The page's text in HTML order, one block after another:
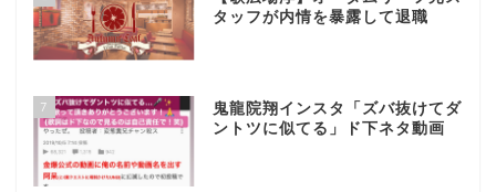
タッフが内情を暴露して退職
7
鬼龍院翔インスタ「ズバ抜けてダ
ントツに似てる」ド下ネタ動画